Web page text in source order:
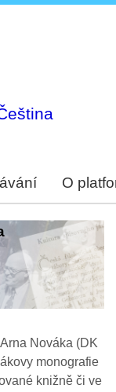
O
Nováka (DK
monografie
knižně či ve